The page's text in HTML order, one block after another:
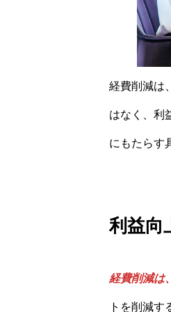
経費削減は
はなく、利
にもたらす
利益向
経費削減は
トを削減